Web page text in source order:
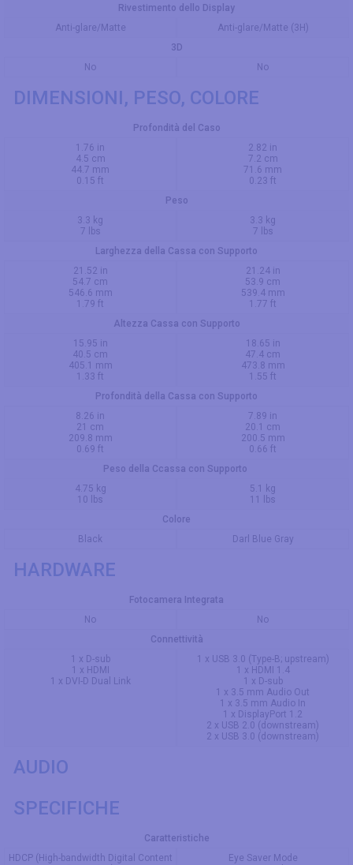
Rivestimento dello Display
Anti-glare/Matte
Anti-glare/Matte (3H)
3D
No
No
DIMENSIONI, PESO, COLORE
Profondità del Caso
1.76 in
4.5 cm
44.7 mm
0.15 ft
2.82 in
7.2 cm
71.6 mm
0.23 ft
Peso
3.3 kg
7 lbs
3.3 kg
7 lbs
Larghezza della Cassa con Supporto
21.52 in
54.7 cm
546.6 mm
1.79 ft
21.24 in
53.9 cm
539.4 mm
1.77 ft
Altezza Cassa con Supporto
15.95 in
40.5 cm
405.1 mm
1.33 ft
18.65 in
47.4 cm
473.8 mm
1.55 ft
Profondità della Cassa con Supporto
8.26 in
21 cm
209.8 mm
0.69 ft
7.89 in
20.1 cm
200.5 mm
0.66 ft
Peso della Ccassa con Supporto
4.75 kg
10 lbs
5.1 kg
11 lbs
Colore
Black
Darl Blue Gray
HARDWARE
Fotocamera Integrata
No
No
Connettività
1 x D-sub
1 x HDMI
1 x DVI-D Dual Link
1 x USB 3.0 (Type-B; upstream)
1 x HDMI 1.4
1 x D-sub
1 x 3.5 mm Audio Out
1 x 3.5 mm Audio In
1 x DisplayPort 1.2
2 x USB 2.0 (downstream)
2 x USB 3.0 (downstream)
AUDIO
SPECIFICHE
Caratteristiche
HDCP (High-bandwidth Digital Content
Eye Saver Mode